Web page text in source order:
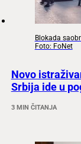
Blokada
Foto: FoNet
Novo
Srbija ide u
3 MIN ČITANJA